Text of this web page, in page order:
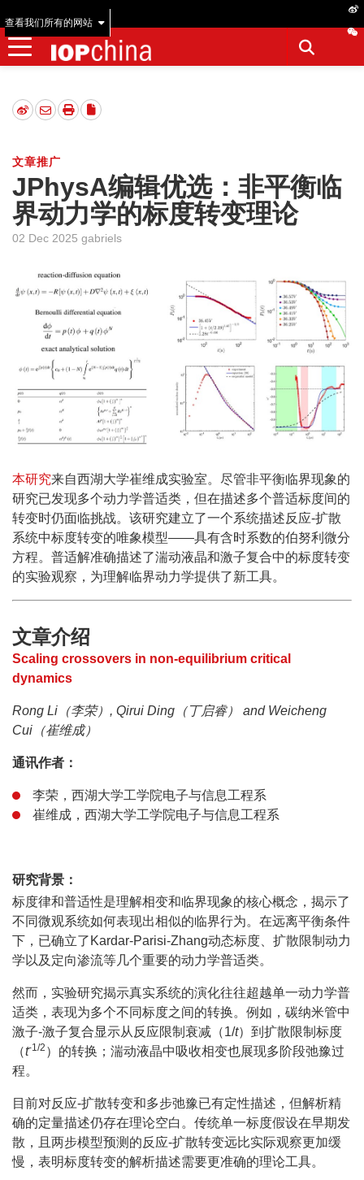
查看我们所有的网站
文章推广
JPhysA编辑优选：非平衡临
界动力学的标度转变理论
02 Dec 2025 gabriels
本研究来自西湖大学崔维成实验室。尽管非平衡临界现象的
研究已发现多个动力学普适类，但在描述多个普适标度间的
转变时仍面临挑战。该研究建立了一个系统描述反应-扩散
系统中标度转变的唯象模型——具有含时系数的伯努利微分
方程。普适解准确描述了湍动液晶和激子复合中的标度转变
的实验观察，为理解临界动力学提供了新工具。
文章介绍
Scaling crossovers in non-equilibrium critical
dynamics
Rong Li（李荣）, Qirui Ding（丁启睿） and Weicheng
Cui（崔维成）
通讯作者：
李荣，西湖大学工学院电子与信息工程系
崔维成，西湖大学工学院电子与信息工程系
研究背景：
标度律和普适性是理解相变和临界现象的核心概念，揭示了
不同微观系统如何表现出相似的临界行为。在远离平衡条件
下，已确立了Kardar-Parisi-Zhang动态标度、扩散限制动力
学以及定向渗流等几个重要的动力学普适类。
然而，实验研究揭示真实系统的演化往往超越单一动力学普
适类，表现为多个不同标度之间的转换。例如，碳纳米管中
激子-激子复合显示从反应限制衰减（1/t）到扩散限制标度
（t-1/2 ）的转换；湍动液晶中吸收相变也展现多阶段弛豫过
程。
目前对反应-扩散转变和多步弛豫已有定性描述，但解析精
确的定量描述仍存在理论空白。传统单一标度假设在早期发
散，且两步模型预测的反应-扩散转变远比实际观察更加缓
慢，表明标度转变的解析描述需要更准确的理论工具。